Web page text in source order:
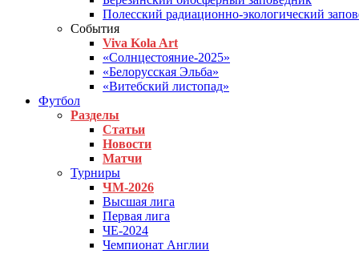
Полесский радиационно-экологический
События
Viva Kola Art
«Солнцестояние-2025»
«Белорусская Эльба»
«Витебский листопад»
Футбол
Разделы
Статьи
Новости
Матчи
Турниры
ЧМ-2026
Высшая лига
Первая лига
ЧЕ-2024
Чемпионат Англии